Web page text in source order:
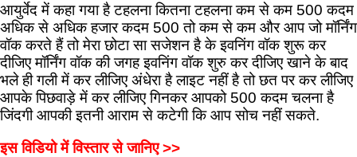
आयुर्वेद में कहा गया है टहलना कितना टहलना कम से कम 500 कदम
अधिक से अधिक हजार कदम 500 तो कम से कम और आप जो मॉर्निंग
वॉक करते हैं तो मेरा छोटा सा सजेशन है के इवनिंग वॉक शुरू कर
दीजिए मॉर्निंग वॉक की जगह इवनिंग वॉक शुरु कर दीजिए खाने के बाद
भले ही गली में कर लीजिए अंधेरा है लाइट नहीं है तो छत पर कर लीजिए
आपके पिछवाड़े में कर लीजिए गिनकर आपको 500 कदम चलना है
जिंदगी आपकी इतनी आराम से कटेगी कि आप सोच नहीं सकते.
इस विडियो में विस्तार से जानिए >>